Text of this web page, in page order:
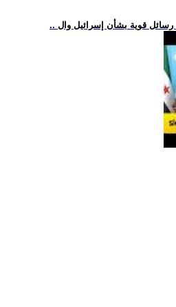
رسائل قوية بشأن إسرائيل وال